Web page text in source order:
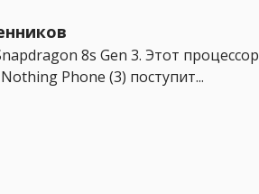
8s Gen 3. Этот процессор
Phone (3) поступит...